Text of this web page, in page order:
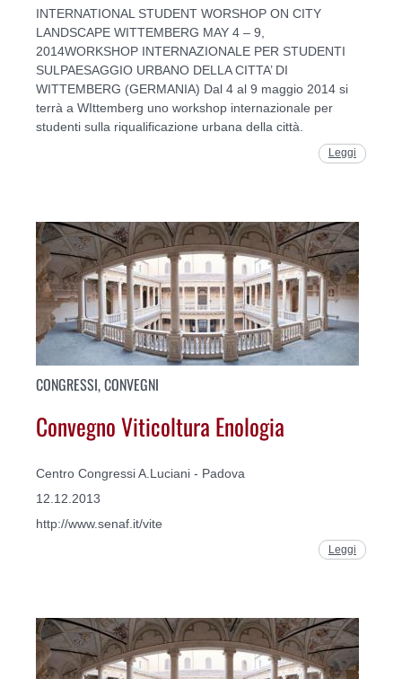
INTERNATIONAL STUDENT WORSHOP ON CITY
LANDSCAPE WITTEMBERG MAY 4 – 9,
2014WORKSHOP INTERNAZIONALE PER STUDENTI
SULPAESAGGIO URBANO DELLA CITTA’ DI
WITTEMBERG (GERMANIA) Dal 4 al 9 maggio 2014 si
terrà a WIttemberg uno workshop internazionale per
studenti sulla riqualificazione urbana della città.
Leggi
CONGRESSI, CONVEGNI
Convegno Viticoltura Enologia
Centro Congressi A.Luciani - Padova
12.12.2013
http://www.senaf.it/vite
Leggi